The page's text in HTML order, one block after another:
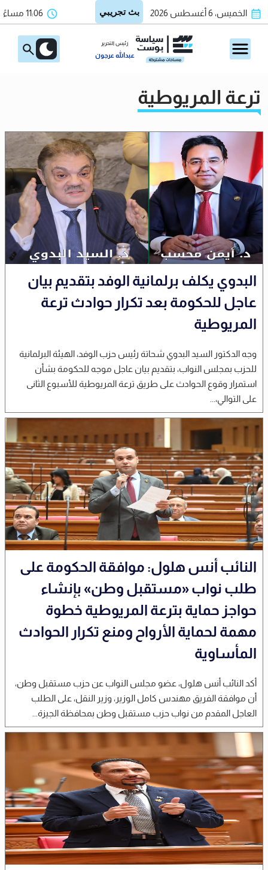
الخميس، 6 أغسطس 2026 11:06 مساءً
رئيس التحرير
عبدالله عرجون
ترعة المريوطية
البدوي يكلف برلمانية الوفد بتقديم بيان
عاجل للحكومة بعد تكرار حوادث ترعة
المريوطية
وجه الدكتور السيد البدوي شحاتة رئيس حزب الوفد، الهيئة البرلمانية
للحزب بمجلس النواب، بتقديم بيان عاجل موجه للحكومة بشأن
استمرار وقوع الحوادث على طريق ترعة المريوطية للأسبوع الثانى
على التوالي،...
النائب أنس هلول: موافقة الحكومة على
طلب نواب «مستقبل وطن» بإنشاء
حواجز حماية بترعة المريوطية خطوة
مهمة لحماية الأرواح ومنع تكرار الحوادث
المأساوية
أكد النائب أنس هلول، عضو مجلس النواب عن حزب مستقبل وطن،
أن موافقة الفريق مهندس كامل الوزير، وزير النقل، على الطلب
العاجل المقدم من نواب حزب مستقبل وطن بمحافظة الجيزة...